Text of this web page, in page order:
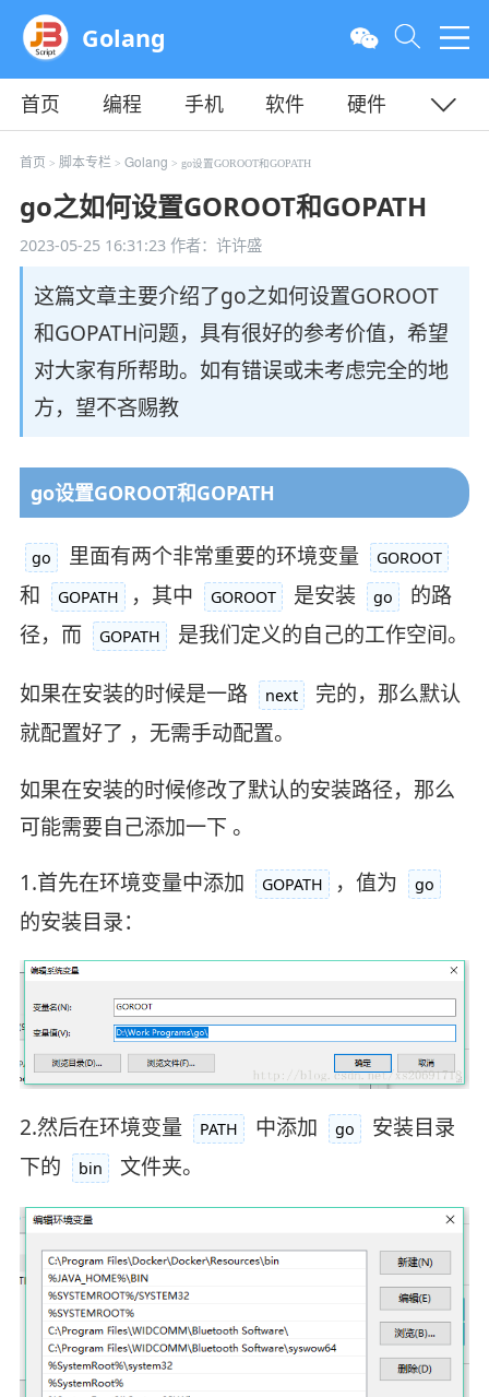
Golang
首页 编程 手机 软件
硬件
教程
平面 服务器
首页 > 脚本专栏> Golang > go设置GOROOT和GOPATH
go之如何设置GOROOT和GOPATH
2023-05-25 16:31:23作者：许许盛
这篇文章主要介绍了go之如何设置GOROOT
和GOPATH问题，具有很好的参考价值，希望
对大家有所帮助。如有错误或未考虑完全的地
方，望不吝赐教
go设置GOROOT和GOPATH
go 里面有两个非常重要的环境变量 GOROOT
和 GOPATH ，其中 GOROOT 是安装 go
的路
径，而
GOPATH 是我们定义的自己的工作空间。
如果在安装的时候是一路 next
完的，那么默认
就配置好了 ，无需手动配置。
如果在安装的时候修改了默认的安装路径，那么
可能需要自己添加一下 。
1.首先在环境变量中添加
GOPATH ，值为 go
的安装目录：
2.然后在环境变量 PATH 中添加 go
安装目录
下的
bin 文件夹。